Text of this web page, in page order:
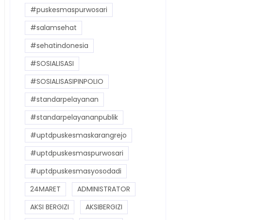
#puskesmaspurwosari
#salamsehat
#sehatindonesia
#SOSIALISASI
#SOSIALISASIPINPOLIO
#standarpelayanan
#standarpelayananpublik
#uptdpuskesmaskarangrejo
#uptdpuskesmaspurwosari
#uptdpuskesmasyosodadi
24MARET
ADMINISTRATOR
AKSI BERGIZI
AKSIBERGIZI